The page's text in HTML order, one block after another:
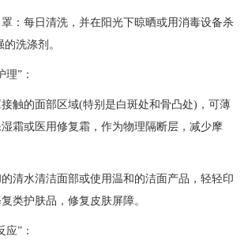
每日清洗，并在阳光下晾晒或用消毒设备杀
洗涤剂。
”：
的面部区域(特别是白斑处和骨凸处)，可薄
霜或医用修复霜，作为物理隔断层，减少摩
水清洁面部或使用温和的洁面产品，轻轻印
类护肤品，修复皮肤屏障。
”：